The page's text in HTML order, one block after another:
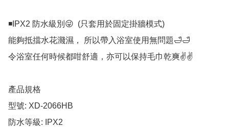
◾IPX2 防水級別😜  (只套用於固定掛牆模式)
能夠抵擋水花濺濕， 所以帶入浴室使用無問題🛁🛁
令浴室任何時候都咁舒適，亦可以保持毛巾乾爽✌✌
產品規格
型號: XD-2066HB
防水等級: IPX2